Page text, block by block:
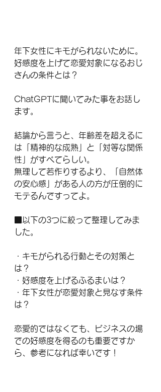
年下女性にキモがられないために。
好感度を上げて恋愛対象になるおじ
さんの条件とは？
ChatGPTに聞いてみた事をお話し
ます。
結論から言うと、年齢差を超えるに
は「精神的な成熟」と「対等な関係
性」がすべてらしい。
無理して若作りするより、「自然体
の安心感」がある人の方が圧倒的に
モテるんですってよ。
■以下の3つに絞って整理してみま
した。
・キモがられる行動とその対策と
は？
・好感度を上げるふるまいは？
・年下女性が恋愛対象と見なす条件
は？
恋愛的ではなくても、ビジネスの場
での好感度を得るのも重要ですか
ら、参考になれば幸いです！